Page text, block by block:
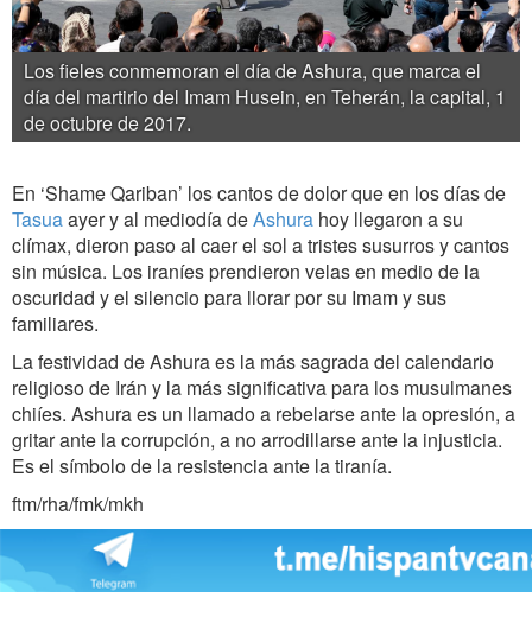
Los fieles conmemoran el día de Ashura, que marca el
día del martirio del Imam Husein, en Teherán, la capital, 1
de octubre de 2017.
En ‘Shame Qariban’ los cantos de dolor que en los días de
Tasuaayer y al mediodía deAshura hoy llegaron a su
clímax, dieron paso al caer el sol a tristes susurros y cantos
sin música. Los iraníes prendieron velas en medio de la
oscuridad y el silencio para llorar por su Imam y sus
familiares.
La festividad de Ashura es la más sagrada del calendario
religioso de Irán y la más significativa para los musulmanes
chiíes. Ashura es un llamado a rebelarse ante la opresión, a
gritar ante la corrupción, a no arrodillarse ante la injusticia.
Es el símbolo de la resistencia ante la tiranía.
ftm/rha/fmk/mkh